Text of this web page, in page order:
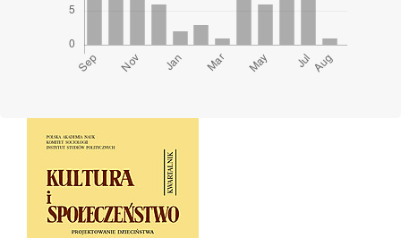
Cover image